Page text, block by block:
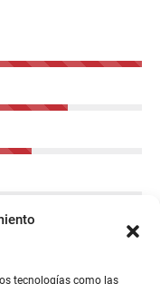
tecnologías como las